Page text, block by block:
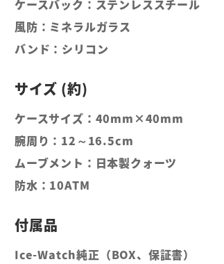
ケースバック：ステンレススチール
風防：ミネラルガラス
バンド：シリコン
ケースサイズ：40mm×40mm
腕周り：12～16.5cm
ムーブメント：日本製クォーツ
防水：10ATM
Ice-Watch純正（BOX、保証書）